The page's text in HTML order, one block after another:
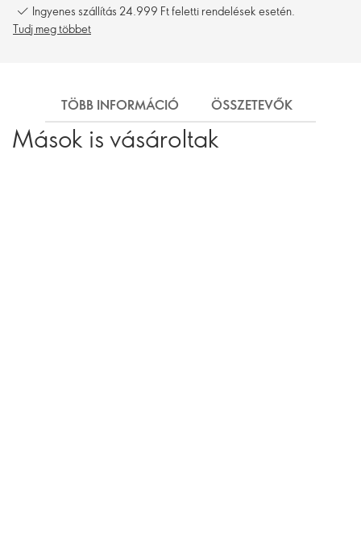
Ingyenes szállítás 24.999 Ft feletti rendelések esetén.
Tudj meg többet
TÖBB INFORMÁCIÓ ÖSSZETEVŐK
Mások is vásároltak